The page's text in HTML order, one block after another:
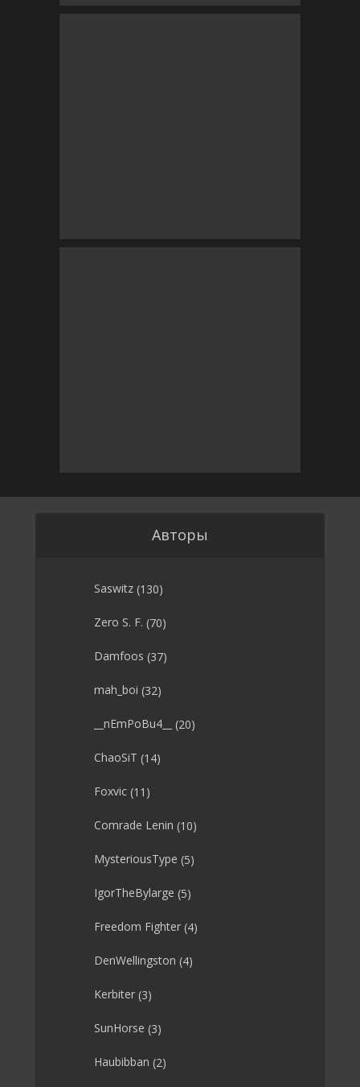
Авторы
Saswitz (130)
Zero S. F. (70)
Damfoos (37)
mah_boi (32)
__nEmPoBu4__ (20)
ChaoSiT (14)
Foxvic (11)
Comrade Lenin (10)
MysteriousType (5)
IgorTheBylarge (5)
Freedom Fighter (4)
DenWellingston (4)
Kerbiter (3)
SunHorse (3)
Haubibban (2)